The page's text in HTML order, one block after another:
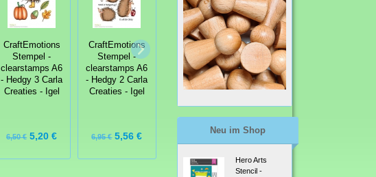
CraftEmotions
Stempel -
clearstamps A6
- Hedgy 3 Carla
Creaties - Igel
6,50 € 5,20 €
CraftEmotions
Stempel -
clearstamps A6
- Hedgy 2 Carla
Creaties - Igel
6,95 €5,56 €
CraftEmotions
Stempel -
clearstamps A6
- Hedgy 1 Carla
Creaties - Igel
5,20 €
CraftEmotions
Stempel -
clearstamps A6
- Space 3 Carla
Creaties
Neu im Shop
Hero Arts
Stencil -